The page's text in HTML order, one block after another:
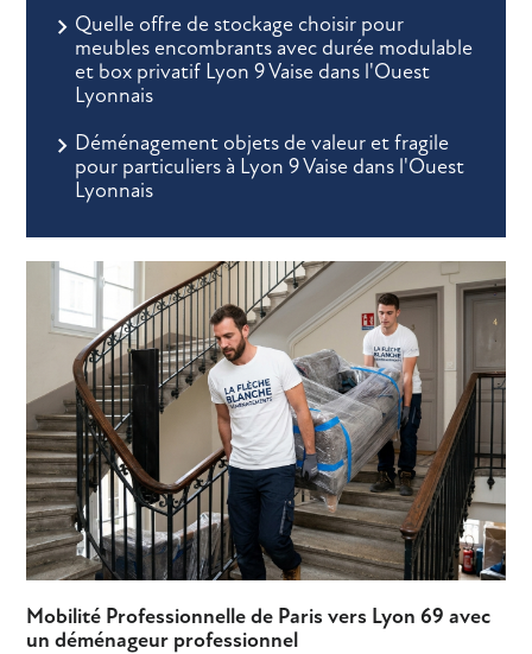
Quelle offre de stockage choisir pour
meubles encombrants avec durée modulable
et box privatif Lyon 9 Vaise dans l'Ouest
Lyonnais
Déménagement objets de valeur et fragile
pour particuliers à Lyon 9 Vaise dans l'Ouest
Lyonnais
Mobilité Professionnelle de Paris vers Lyon 69 avec
un déménageur professionnel